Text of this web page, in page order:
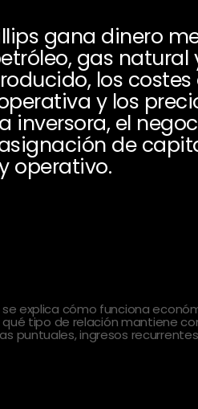
gana dinero
gas natural
los
y los
inversora, el
de
operativo.
explica cómo funciona
tipo de relación mantiene
puntuales, ingresos